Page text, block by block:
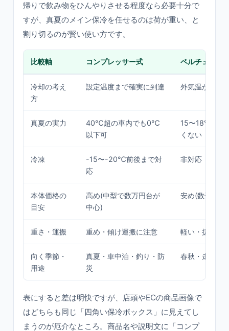
帰りで飲み物をひんやりさせる程度なら必要十分で
すが、真夏のメイン保冷を任せるのは荷が重い、と
割り切るのが賢い使い方です。
比較軸 コンプレッサー式 ペルチェ式
冷却の考え
方
設定温度まで確実に到達 外気温からの
真夏の実力
40℃超の車内でも0℃
以下可
15〜18℃止ま
くない
冷凍
-15〜-20℃前後まで対
応
非対応
本体価格の
目安
高め(中型で数万円台が
中心)
安め(数千〜1
重さ・運搬 重め・傾け運搬に注意 軽い・扱いや
向く季節・
用途
真夏・車中泊・釣り・防
災
春秋・走行中
表にすると差は明快ですが、店頭やECの商品画像で
はどちらも同じ「四角い保冷ボックス」に見えてし
まうのが厄介なところ。商品名や説明文に「コンプ